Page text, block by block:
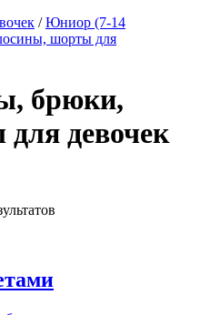
/Юниор (7-14
шорты для
брюки,
девочек